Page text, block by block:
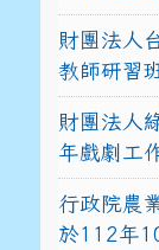
財團法人
教師研習
財團法人
年戲劇工
行政院農
於112年